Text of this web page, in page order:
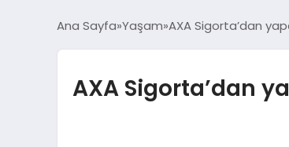
Ana Sayfa Yaşam AXA Sigorta’dan
AXA Sigorta’dan